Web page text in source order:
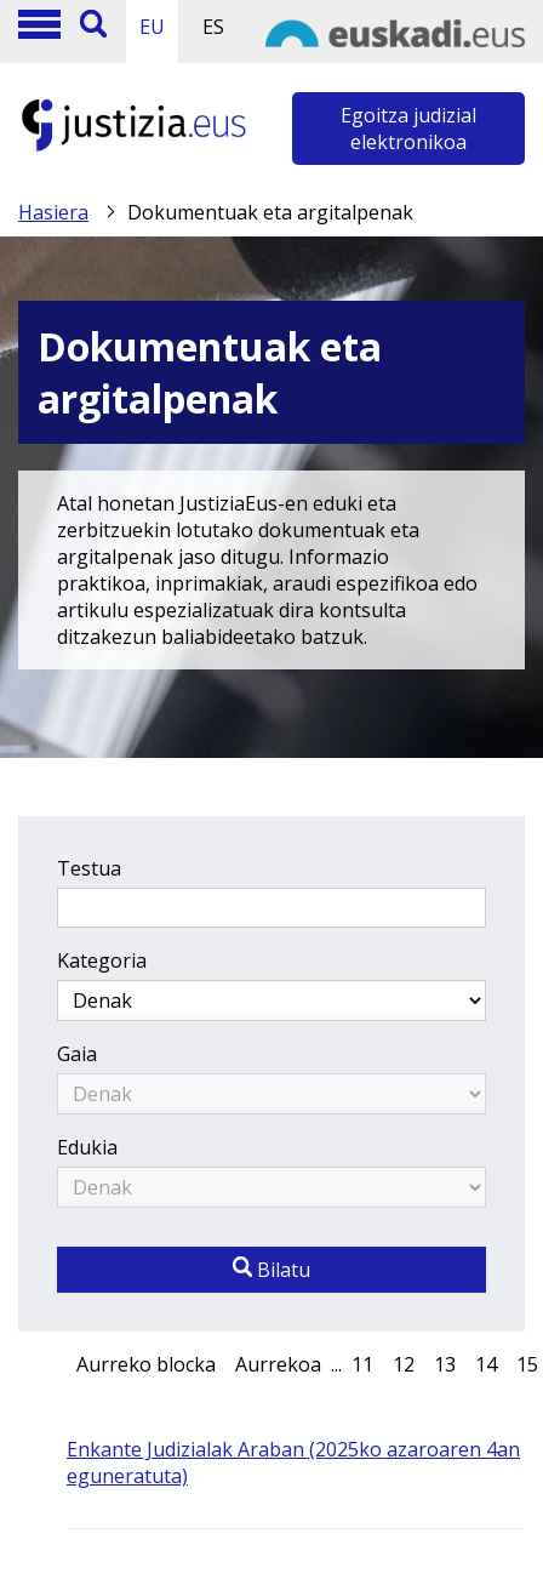
EU ES
Egoitza judizial
elektronikoa
Hasiera Dokumentuak eta argitalpenak
Dokumentuak eta
argitalpenak
Atal honetan JustiziaEus-en eduki eta
zerbitzuekin lotutako dokumentuak eta
argitalpenak jaso ditugu. Informazio
praktikoa, inprimakiak, araudi espezifikoa edo
artikulu espezializatuak dira kontsulta
ditzakezun baliabideetako batzuk.
Testua
Kategoria
Gaia
Edukia
Bilatu
Aurreko blocka Aurrekoa ... 11 12 13 14 15
Enkante Judizialak Araban (2025ko azaroaren 4an
eguneratuta)